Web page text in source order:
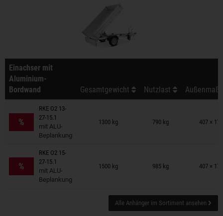
Einachser mit
Aluminium-
Bordwand
Gesamtgewicht Nutzlast Außenmaß
%
RKE O2 13-
27-15.1
mit ALU-
Beplankung
1300 kg 790 kg 407 ×
Anhänger auf Merkzettel
%
RKE O2 15-
27-15.1
mit ALU-
Beplankung
1500 kg 985 kg 407 ×
Anhänger auf Merkzettel
Alle Anhänger im Sortiment ansehen